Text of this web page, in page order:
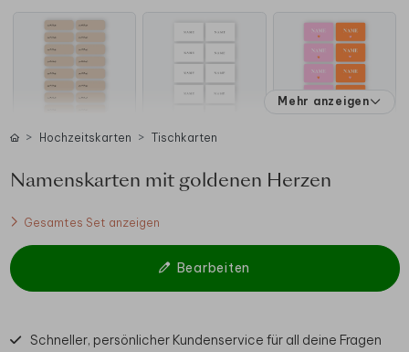
Mehr anzeigen
Hochzeitskarten Tischkarten
Namenskarten mit goldenen Herzen
Gesamtes Set anzeigen
Bearbeiten
Schneller, persönlicher Kundenservice für all deine Fragen